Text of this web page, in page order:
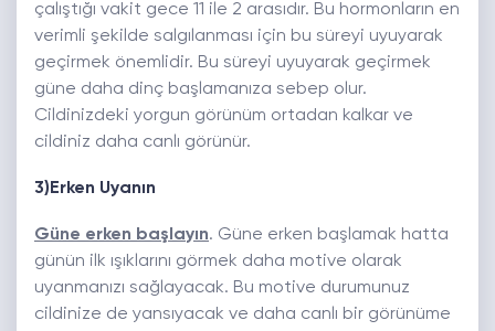
çalıştığı vakit gece 11 ile 2 arasıdır. Bu hormonların en
verimli şekilde salgılanması için bu süreyi uyuyarak
geçirmek önemlidir. Bu süreyi uyuyarak geçirmek
güne daha dinç başlamanıza sebep olur.
Cildinizdeki yorgun görünüm ortadan kalkar ve
cildiniz daha canlı görünür.
3)Erken Uyanın
Güne erken başlayın. Güne erken başlamak hatta
günün ilk ışıklarını görmek daha motive olarak
uyanmanızı sağlayacak. Bu motive durumunuz
cildinize de yansıyacak ve daha canlı bir görünüme